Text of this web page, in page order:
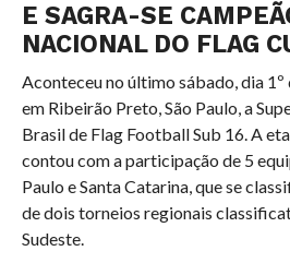
E SAGRA-SE
NACIONAL DO FLAG
Aconteceu no último sábado, dia
em Ribeirão Preto, São Paulo, a
Brasil de Flag Football Sub 16. A
contou com a participação de 5
Paulo e Santa Catarina, que se
dedois torneios regionais
Sudeste.